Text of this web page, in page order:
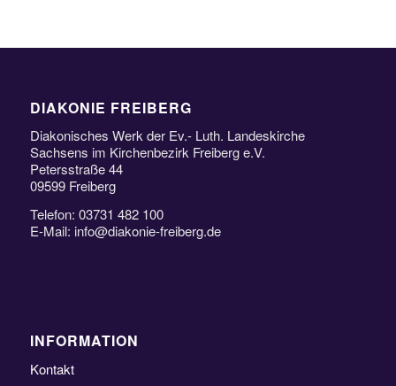
DIAKONIE FREIBERG
Diakonisches Werk der Ev.- Luth. Landeskirche
Sachsens im Kirchenbezirk Freiberg e.V.
Petersstraße 44
09599 Freiberg
Telefon: 03731 482 100
E-Mail: info@diakonie-freiberg.de
INFORMATION
Kontakt